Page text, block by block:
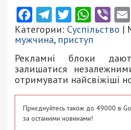
Facebook
Telegram
Twitter
Категории: Суспільство |
мужчина, приступ
Рекламні блоки
залишатися
отримувати найсвіжіші
Приєднуйтесь також до 49000 в
за останніми новинами!